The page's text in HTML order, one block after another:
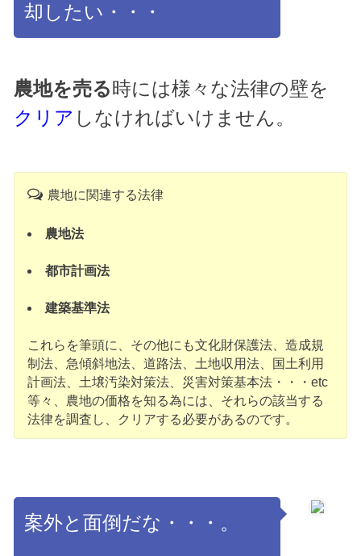
却したい・・・
農地を売る時には様々な法律の壁を
クリア しなければいけません。
農地に関連する法律
農地法
都市計画法
建築基準法
これらを筆頭に、その他にも文化財保護法、造成規
制法、急傾斜地法、道路法、土地収用法、国土利用
計画法、土壌汚染対策法、災害対策基本法・・・etc
等々、農地の価格を知る為には、それらの該当する
法律を調査し、クリアする必要があるのです。
案外と面倒だな・・・。